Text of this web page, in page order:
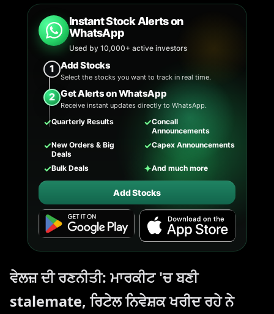
Instant Stock Alerts on
WhatsApp
Used by 10,000+ active investors
1 Add Stocks
Select the stocks you want to track in real time.
2 Get Alerts on WhatsApp
Receive instant updates directly to WhatsApp.
✓Quarterly Results ✓Concall
Announcements
✓New Orders & Big
Deals
✓Capex Announcements
✓Bulk Deals ✦And much more
Add Stocks
ਵੇਲਜ਼ ਦੀ ਰਣਨੀਤੀ: ਮਾਰਕੀਟ 'ਚ ਬਣੀ
stalemate, ਰਿਟੇਲ ਨਿਵੇਸ਼ਕ ਖਰੀਦ ਰਹੇ ਨੇ